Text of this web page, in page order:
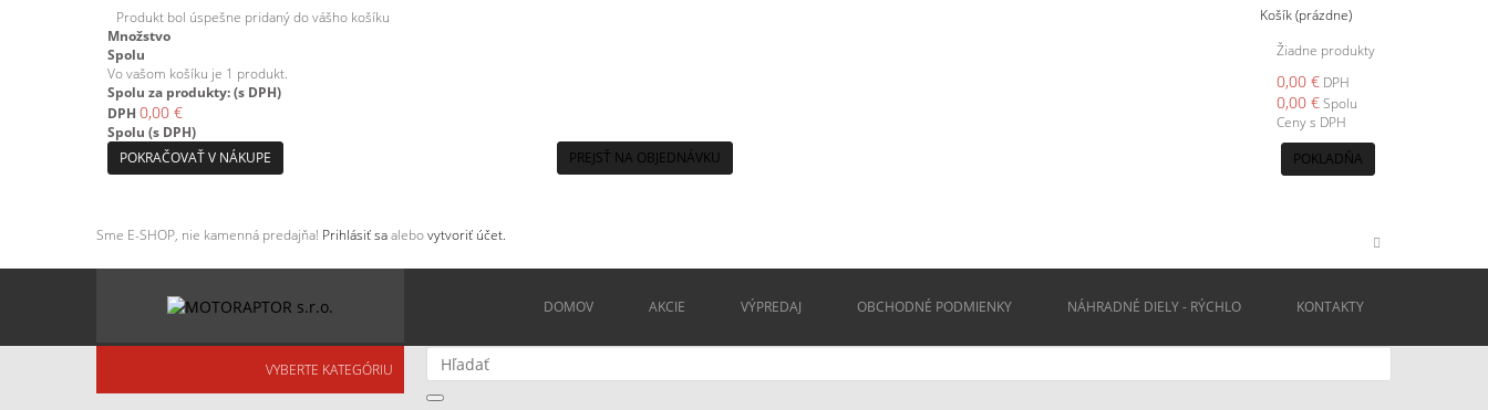
Košík(prázdne)
Žiadne produkty
0,00 € DPH
0,00 €Spolu
Ceny s DPH
POKLADŇA
Produkt bol úspešne pridaný do vášho košíku
Množstvo
Spolu
Vo vašom košíku je 1 produkt.
Spolu za produkty: (s DPH)
DPH 0,00 €
Spolu (s DPH)
POKRAČOVAŤ V NÁKUPE
PREJSŤ NA OBJEDNÁVKU
Sme E-SHOP, nie kamenná predajňa! Prihlásiť saalebovytvoriť účet.
DOMOV AKCIE VÝPREDAJ OBCHODNÉ PODMIENKY NÁHRADNÉ DIELY - RÝCHLO KONTAKTY
VYBERTE KATEGÓRIU